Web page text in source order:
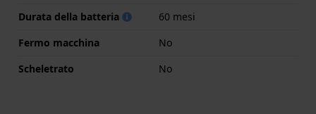
Durata della batteria
60 mesi
Fermo macchina
No
Scheletrato
No